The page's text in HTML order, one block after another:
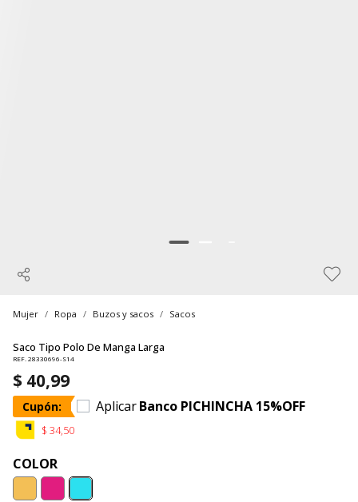
Mujer Ropa Buzos y sacos Sacos
Saco Tipo Polo De Manga Larga
REF. 28330696-S14
$ 40,99
Cupón: AplicarBanco PICHINCHA 15%OFF
$ 34,50
COLOR